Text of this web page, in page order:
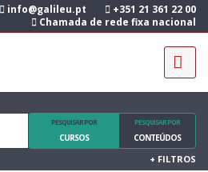
info@galileu.pt
+351 21 361 22 00
Chamada de rede fixa nacional
PESQUISAR POR
CURSOS
PESQUISAR POR
CONTEÚDOS
+ FILTROS